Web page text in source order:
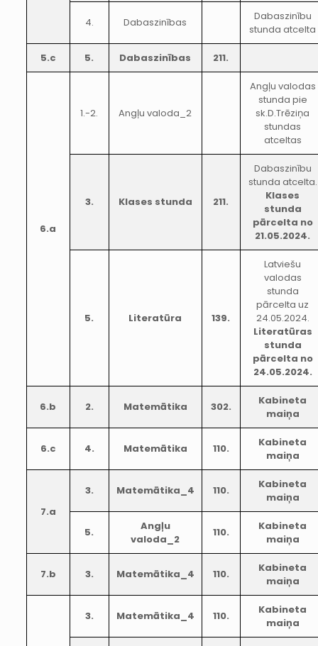
4. Dabaszinības
Dabaszinību
stunda atcelta
5.c 5. Dabaszinības 211.
6.a
1.-2. Angļu valoda_2
Angļu valodas
stunda pie
sk.D.Trēziņa
stundas
atceltas
3. Klases stunda 211.
Dabaszinību
stunda atcelta.
Klases
stunda
pārcelta no
21.05.2024.
5. Literatūra 139.
Latviešu
valodas
stunda
pārcelta uz
24.05.2024.
Literatūras
stunda
pārcelta no
24.05.2024.
6.b 2. Matemātika 302.
Kabineta
maiņa
6.c 4. Matemātika 110.
Kabineta
maiņa
7.a
3. Matemātika_4 110.
Kabineta
maiņa
5.
Angļu
valoda_2
110.
Kabineta
maiņa
7.b 3. Matemātika_4 110.
Kabineta
maiņa
3. Matemātika_4 110.
Kabineta
maiņa